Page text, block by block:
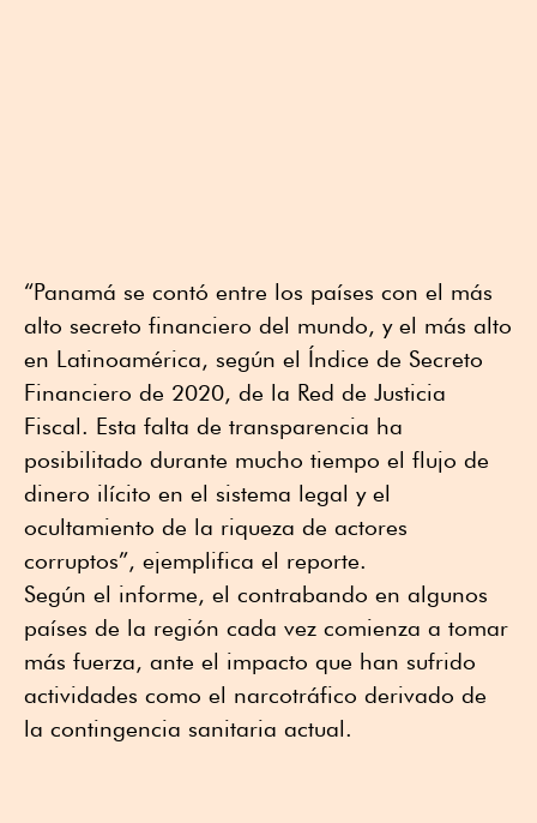
“Panamá se contó entre los países con el más
alto secreto financiero del mundo, y el más alto
en Latinoamérica, según el Índice de Secreto
Financiero de 2020, de la Red de Justicia
Fiscal. Esta falta de transparencia ha
posibilitado durante mucho tiempo el flujo de
dinero ilícito en el sistema legal y el
ocultamiento de la riqueza de actores
corruptos”, ejemplifica el reporte.
Según el informe, el contrabando en algunos
países de la región cada vez comienza a tomar
más fuerza, ante el impacto que han sufrido
actividades como el narcotráfico derivado de
la contingencia sanitaria actual.